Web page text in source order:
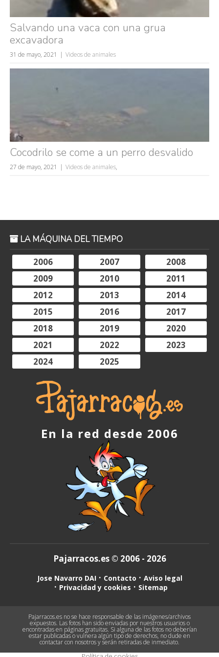
Salvando una vaca con una grua
excavadora
31 de mayo, 2021 Videos de animales
Cocodrilo se come a un perro desvalido
27 de mayo, 2021 Videos de animales,
LA MÁQUINA DEL TIEMPO
2006
2007
2008
2009
2010
2011
2012
2013
2014
2015
2016
2017
2018
2019
2020
2021
2022
2023
2024
2025
En la red desde 2006
Pajarracos.es © 2006 - 2026
Jose Navarro DAI Contacto
Aviso legal
Privacidad y cookies
Sitemap
Pajarracos.es no se hace responsable de las imágenes/archivos
expuestos. Las fotos han sido enviadas por nuestros usuarios o
encontradas en páginas gratuitas. Si alguna de las fotos no deberían
estar publicadas o vulnera algún tipo de derechos, no dude en
contactar con nosotros y serán retiradas de inmediato.